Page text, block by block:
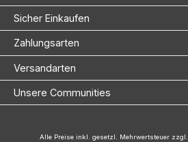
Sicher Einkaufen
Zahlungsarten
Versandarten
Unsere Communities
Alle Preise inkl. gesetzl. Mehrwertsteuer zzgl.